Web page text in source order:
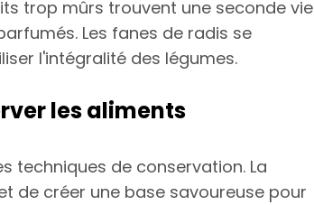
trop mûrs trouvent une seconde vie
Les fanes de radis se
l'intégralité des légumes.
les aliments
techniques de conservation. La
de créer une base savoureuse pour